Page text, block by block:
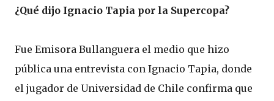
¿Qué dijo Ignacio Tapia por la Supercopa?
Fue Emisora Bullanguera el medio que hizo
pública una entrevista con Ignacio Tapia, donde
el jugador de Universidad de Chile confirma que